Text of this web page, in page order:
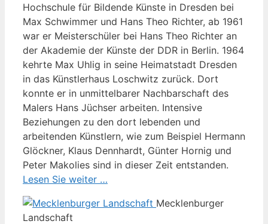
Hochschule für Bildende Künste in Dresden bei
Max Schwimmer und Hans Theo Richter, ab 1961
war er Meisterschüler bei Hans Theo Richter an
der Akademie der Künste der DDR in Berlin. 1964
kehrte Max Uhlig in seine Heimatstadt Dresden
in das Künstlerhaus Loschwitz zurück. Dort
konnte er in unmittelbarer Nachbarschaft des
Malers Hans Jüchser arbeiten. Intensive
Beziehungen zu den dort lebenden und
arbeitenden Künstlern, wie zum Beispiel Hermann
Glöckner, Klaus Dennhardt, Günter Hornig und
Peter Makolies sind in dieser Zeit entstanden.
Lesen Sie weiter …
Mecklenburger
Landschaft